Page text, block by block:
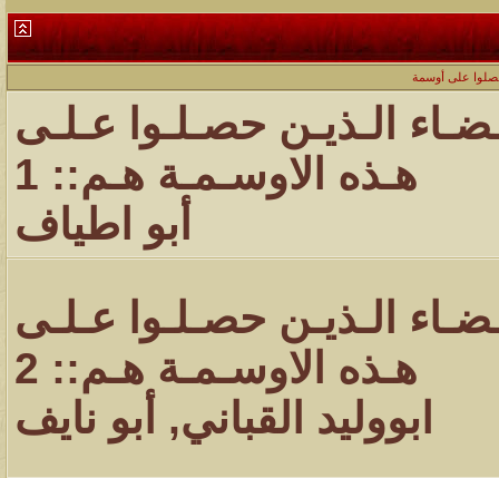
على أوسمة
الـذيـن حصـلـوا عـلـى
هـذه الاوسـمـة هـم:: 1
أبو اطياف
الـذيـن حصـلـوا عـلـى
هـذه الاوسـمـة هـم:: 2
ابووليد القباني, أبو نايف